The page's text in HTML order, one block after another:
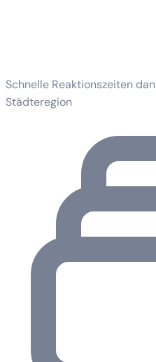
Schnelle Reaktionszeiten
Städteregion